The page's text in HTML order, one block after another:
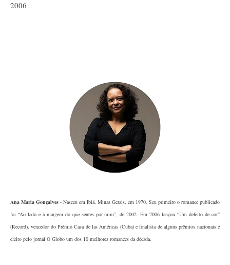
2006
Ana Maria Gonçalves - Nasceu em Ibiá, Minas Gerais, em 1970. Seu primeiro o romance publicado
foi “Ao lado e à margem do que sentes por mim”, de 2002. Em 2006 lançou “Um defeito de cor”
(Record), vencedor do Prêmio Casa de las Américas (Cuba) e finalista de alguns prêmios nacionais e
eleito pelo jornal O Globo um dos 10 melhores romances da década.